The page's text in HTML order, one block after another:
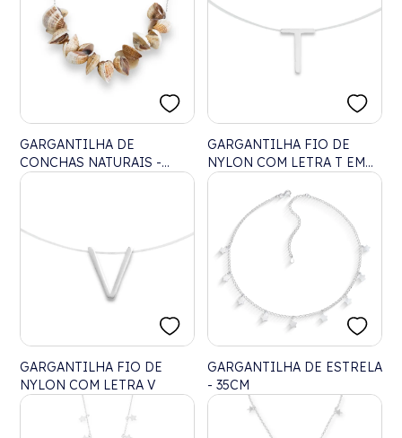
GARGANTILHA DE
CONCHAS NATURAIS -
36CM
GARGANTILHA FIO DE
NYLON COM LETRA T EM
LASER - 40CM
GARGANTILHA FIO DE
NYLON COM LETRA V
GARGANTILHA DE ESTRELA
- 35CM